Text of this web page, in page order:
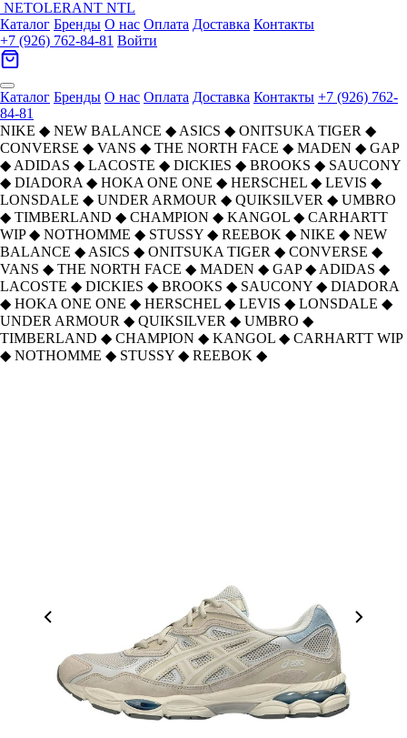
NETOLERANT NTL
Каталог Бренды О нас Оплата Доставка Контакты
+7 (926) 762-84-81 Войти
Каталог Бренды О нас Оплата Доставка Контакты +7 (926) 762-
84-81
NIKE ◆ NEW BALANCE ◆ ASICS ◆ ONITSUKA TIGER ◆
CONVERSE ◆ VANS ◆ THE NORTH FACE ◆ MADEN ◆ GAP
◆ ADIDAS ◆ LACOSTE ◆ DICKIES ◆ BROOKS ◆ SAUCONY
◆ DIADORA ◆ HOKA ONE ONE ◆ HERSCHEL ◆ LEVIS ◆
LONSDALE ◆ UNDER ARMOUR ◆ QUIKSILVER ◆ UMBRO
◆ TIMBERLAND ◆ CHAMPION ◆ KANGOL ◆ CARHARTT
WIP ◆ NOTHOMME ◆ STUSSY ◆ REEBOK ◆ NIKE ◆ NEW
BALANCE ◆ ASICS ◆ ONITSUKA TIGER ◆ CONVERSE ◆
VANS ◆ THE NORTH FACE ◆ MADEN ◆ GAP ◆ ADIDAS ◆
LACOSTE ◆ DICKIES ◆ BROOKS ◆ SAUCONY ◆ DIADORA
◆ HOKA ONE ONE ◆ HERSCHEL ◆ LEVIS ◆ LONSDALE ◆
UNDER ARMOUR ◆ QUIKSILVER ◆ UMBRO ◆
TIMBERLAND ◆ CHAMPION ◆ KANGOL ◆ CARHARTT WIP
◆ NOTHOMME ◆ STUSSY ◆ REEBOK ◆